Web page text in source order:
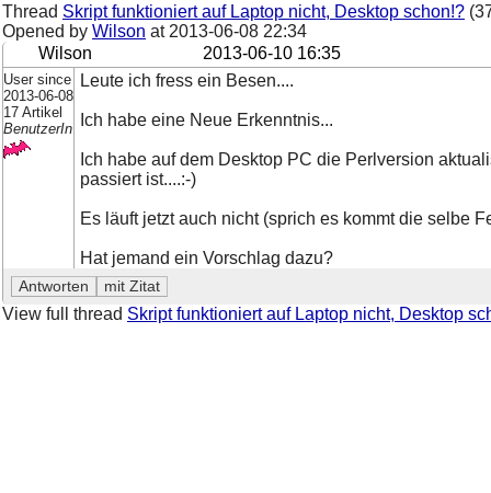
Thread Skript funktioniert auf Laptop nicht, Desktop schon!?
Opened by Wilson at 2013-06-08 22:34
Wilson
2013-06-10 16:35
User since
2013-06-08
17 Artikel
BenutzerIn
Leute ich fress ein Besen....
Ich habe eine Neue Erkenntnis...
Ich habe auf dem Desktop PC die Perlversion
passiert ist....:-)
Es läuft jetzt auch nicht (sprich es kommt die selbe
Hat jemand ein Vorschlag dazu?
View full thread Skript funktioniert auf Laptop nicht, Desktop